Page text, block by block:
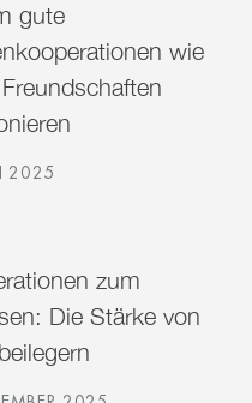
gute
wie
2025
zum
Die Stärke von